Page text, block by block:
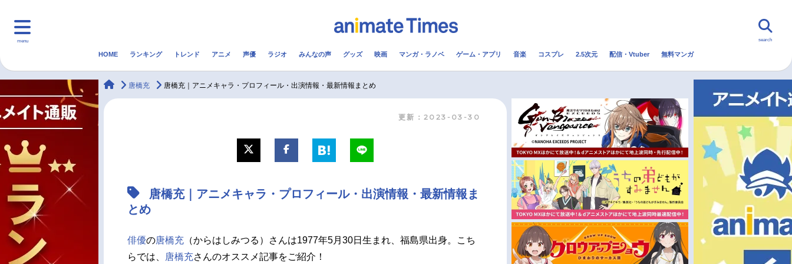
menu
マンガ・ラノベ 2.5次元 配信・Vtuber トレンド 無料マンガ
声優記事一覧
アニメ映画一覧
男性声優/女性声優一覧
今期アニメ曜日別一覧
夏アニメ
秋アニメ
冬アニメ
search
HOME ランキング トレンド アニメ 声優 ラジオ みんなの声 グッズ 映画 マンガ・ラノベ ゲーム・アプリ 音楽 コスプレ 2.5次元 配信・Vtuber 無料マンガ
animateTimes
唐橋充 唐橋充｜アニメキャラ・プロフィール・出演情報・最新情報まとめ
更新：2023-03-30
唐橋充｜アニメキャラ・プロフィール・出演情報・最新情報ま
とめ
俳優の唐橋充 （からはしみつる）さんは1977年5月30日生まれ、福島県出身。こち
らでは、
唐橋充さんのオススメ記事をご紹介！